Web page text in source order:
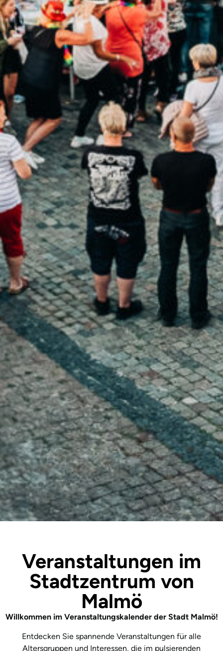
Veranstaltungen im
Stadtzentrum von
Malmö
Willkommen im Veranstaltungskalender der Stadt Malmö!
Entdecken Sie spannende Veranstaltungen für alle
Altersgruppen und Interessen, die im pulsierenden